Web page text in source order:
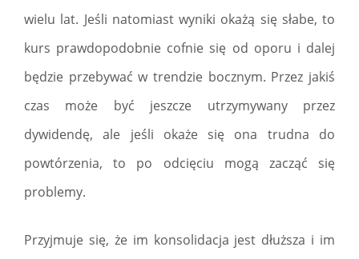
wielu lat. Jeśli natomiast wyniki okażą się słabe, to
kurs prawdopodobnie cofnie się od oporu i dalej
będzie przebywać w trendzie bocznym. Przez jakiś
czas może być jeszcze utrzymywany przez
dywidendę, ale jeśli okaże się ona trudna do
powtórzenia, to po odcięciu mogą zacząć się
problemy.
Przyjmuje się, że im konsolidacja jest dłuższa i im